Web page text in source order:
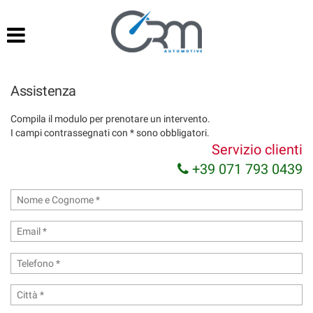
NOLEGGIO O ACQUISTO
ASSISTENZA
CONTATTI
Assistenza
Compila il modulo per prenotare un intervento.
I campi contrassegnati con * sono obbligatori.
Servizio clienti
+39 071 793 0439
tue
seguente
pannello
esprimere
le
tue
preferenze
consenso
alle
tecnologie
di